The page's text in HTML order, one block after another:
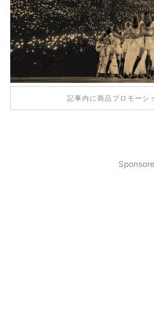
記事内に商品プロモーシ